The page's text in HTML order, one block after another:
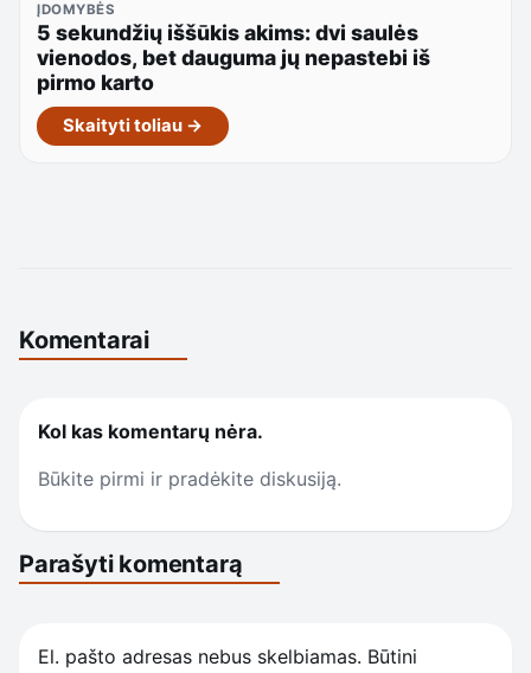
ĮDOMYBĖS
5 sekundžių iššūkis akims: dvi saulės
vienodos, bet dauguma jų nepastebi iš
pirmo karto
Skaityti toliau →
Komentarai
Kol kas komentarų nėra.
Būkite pirmi ir pradėkite diskusiją.
Parašyti komentarą
El. pašto adresas nebus skelbiamas. Būtini